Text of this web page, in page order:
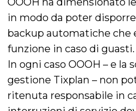
in modo da poter
backup automatiche che
funzione in caso di guasti.
In ogni caso OOOH – e la
gestione Tixplan – non
ritenuta responsabile in